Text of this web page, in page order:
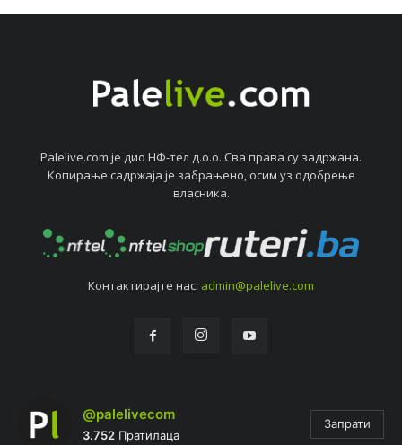
Palelive.com јe дио НФ-тeл д.о.о. Сва права су задржана.
Копирањe садржаја јe забрањeно, осим уз одобрeњe
власника.
Контактирајтe нас: admin@palelive.com
@palelivecom
3.752 Пратилаца
Запрати